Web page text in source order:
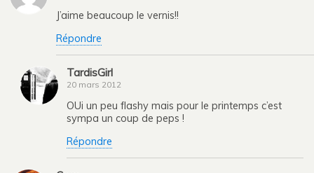
J’aime beaucoup le vernis!!
Répondre
TardisGirl
20 mars 2012
OUi un peu flashy mais pour le printemps c’est
sympa un coup de peps !
Répondre